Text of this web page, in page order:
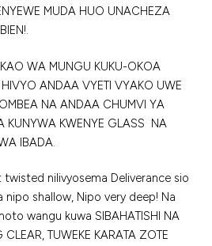
MUDA HUO UNACHEZA
WA MUNGU KUKU-OKOA
ANDAA VYETI VYAKO UWE
NA ANDAA CHUMVI YA
KUNYWA KWENYE GLASS NA
IBADA.
nilivyosema Deliverance sio
shallow, Nipo very deep! Na
wangu kuwa SIBAHATISHI NA
CLEAR, TUWEKE KARATA ZOTE